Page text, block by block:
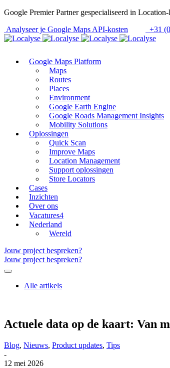
Google Premier Partner gespecialiseerd in Location-
Analyseer je Google Maps API-kosten
+31
Google Maps Platform
Maps
Routes
Places
Environment
Google Earth Engine
Google Roads Management Insights
Mobility Solutions
Oplossingen
Quick Scan
Improve Maps
Location Management
Support oplossingen
Store Locators
Cases
Inzichten
Over ons
Vacatures4
Nederland
Wereld
Jouw project bespreken?
Jouw project bespreken?
Alle artikels
Actuele data op de kaart: Van
Blog, Nieuws, Product updates, Tips
-
12 mei 2026